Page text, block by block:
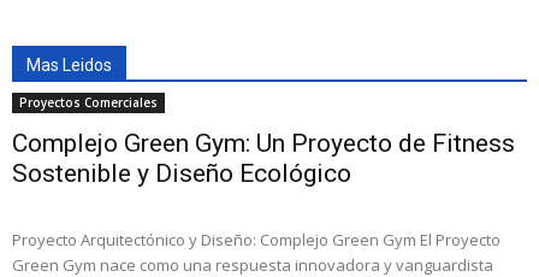
Mas Leidos
Proyectos Comerciales
Complejo Green Gym: Un Proyecto de Fitness
Sostenible y Diseño Ecológico
Proyecto Arquitectónico y Diseño: Complejo Green Gym El Proyecto
Green Gym nace como una respuesta innovadora y vanguardista